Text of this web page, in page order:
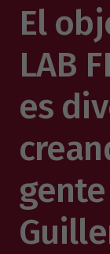
El
LAB
es